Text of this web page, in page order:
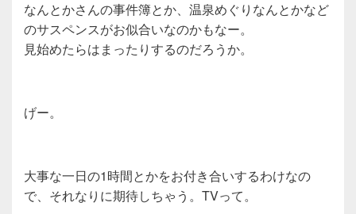
なんとかさんの事件簿とか、温泉めぐりなんとかなど
のサスペンスがお似合いなのかもなー。
見始めたらはまったりするのだろうか。
げー。
大事な一日の1時間とかをお付き合いするわけなの
で、それなりに期待しちゃう。TVって。